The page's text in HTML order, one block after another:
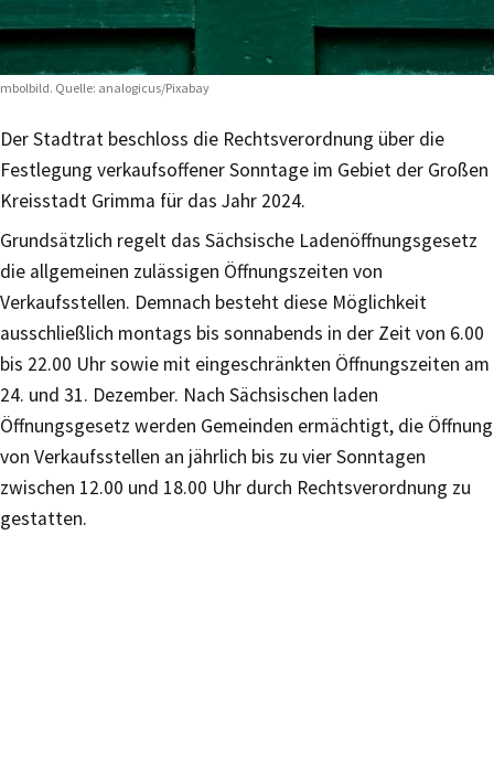
Quelle: analogicus/Pixabay
Der Stadtrat beschloss die Rechtsverordnung über die
Festlegung verkaufsoffener Sonntage im Gebiet der Großen
Kreisstadt Grimma für das Jahr 2024.
Grundsätzlich regelt das Sächsische Ladenöffnungsgesetz
die allgemeinen zulässigen Öffnungszeiten von
Verkaufsstellen. Demnach besteht diese Möglichkeit
ausschließlich montags bis sonnabends in der Zeit von 6.00
bis 22.00 Uhr sowie mit eingeschränkten Öffnungszeiten am
24. und 31. Dezember. Nach Sächsischen laden
Öffnungsgesetz werden Gemeinden ermächtigt, die Öffnung
von Verkaufsstellen an jährlich bis zu vier Sonntagen
zwischen 12.00 und 18.00 Uhr durch Rechtsverordnung zu
gestatten.